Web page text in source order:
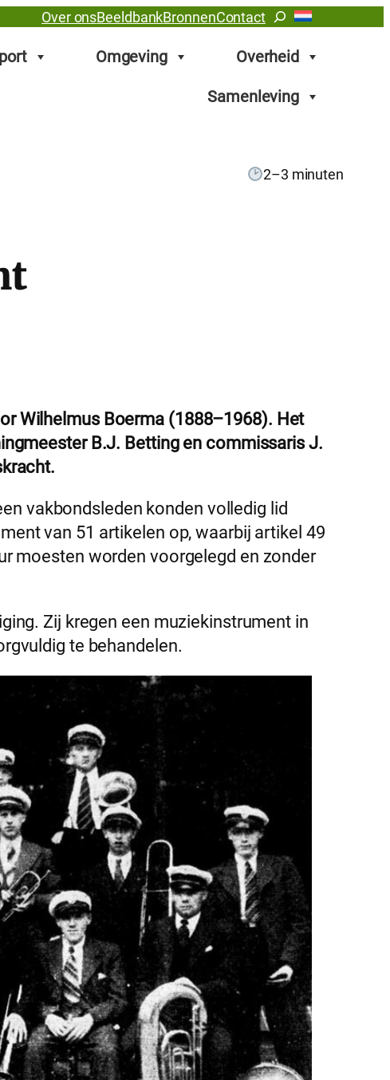
Over onsBeeldbankBronnenContactZoeken
Omgeving Overheid
Samenleving
2–3 minuten
Wilhelmus Boerma (1888–1968). Het
B.J. Betting en commissaris J.
vakbondsleden konden volledig lid
van 51 artikelen op, waarbij artikel 49
moesten worden voorgelegd en zonder
Zij kregen een muziekinstrument in
te behandelen.